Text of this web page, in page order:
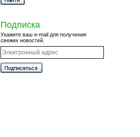
Подписка
Укажите ваш e-mail для получения
свежих новостей.